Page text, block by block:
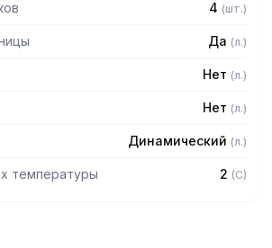
4 (шт.)
Да (л.)
Нет (л.)
Нет (л.)
Динамический (л.)
температуры 2 (C)